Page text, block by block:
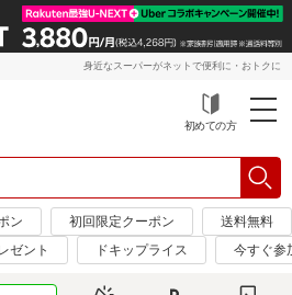
身近なスーパーがネットで便利に・おトクに
初めての方
ン 初回限定クーポン
送料無料
ゼント
ドキップライス 今すぐ参